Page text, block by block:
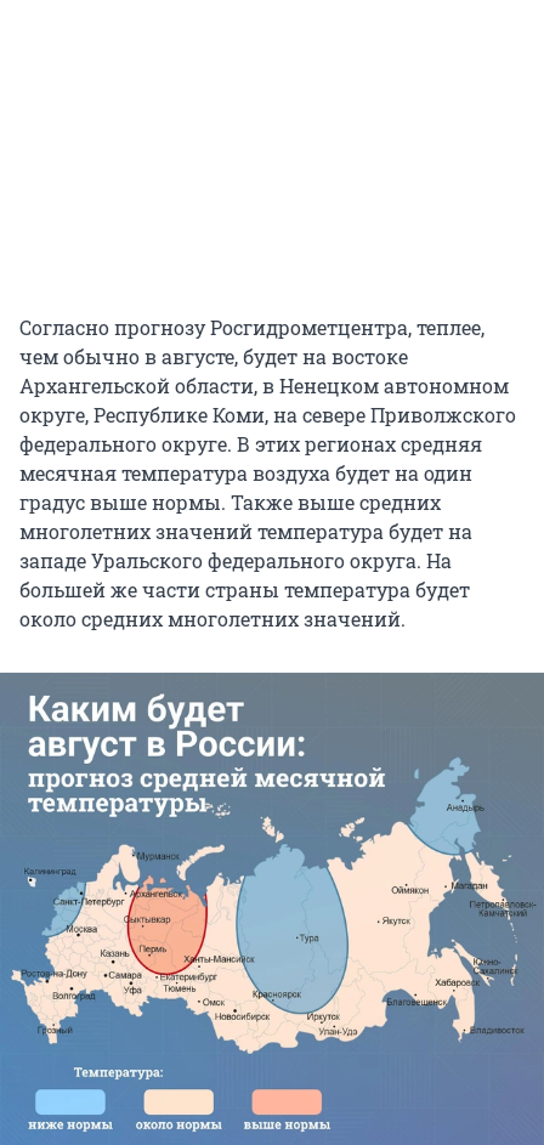
Согласно прогнозу Росгидрометцентра, теплее,
чем обычно в августе, будет на востоке
Архангельской области, в Ненецком автономном
округе, Республике Коми, на севере Приволжского
федерального округе. В этих регионах средняя
месячная температура воздуха будет на один
градус выше нормы. Также выше средних
многолетних значений температура будет на
западе Уральского федерального округа. На
большей же части страны температура будет
около средних многолетних значений.